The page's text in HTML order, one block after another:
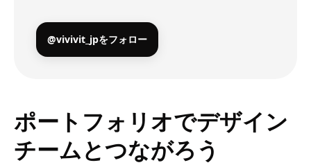
@vivivit_jpをフォロー
ポートフォリオでデザイン
チームとつながろう